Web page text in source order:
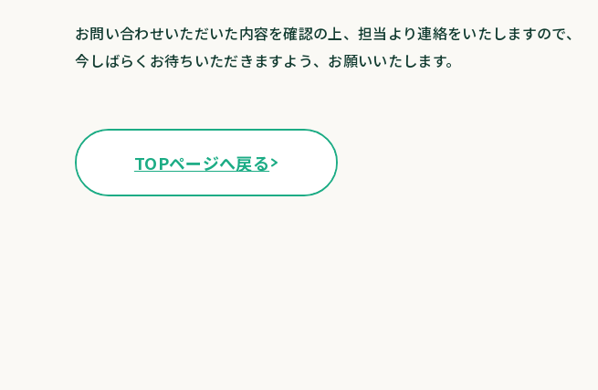
お問い合わせいただいた内容を確認の上、担当より連絡をいたしますので、
今しばらくお待ちいただきますよう、 お願いいたします。
TOPページへ戻る